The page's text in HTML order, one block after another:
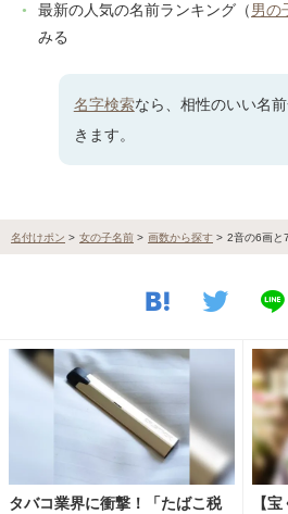
最新の人気の名前ランキング（男の
みる
名字検索なら、相性のいい名
きます。
名付けポン > 女の子名前 > 画数から探す > 2音の6画と
タバコ業界に衝撃！「たばこ税
【